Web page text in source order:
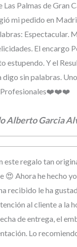
Las Palmas de Gran
mi pedido en
Espectacular.
El encargo
estupendo. Y el
digo sin palabras.
Profesionales❤️❤️❤️
Alberto Garcia
este regalo tan
😍 Ahora he hecho
recibido le ha
al cliente a la
de entrega, el
Lo